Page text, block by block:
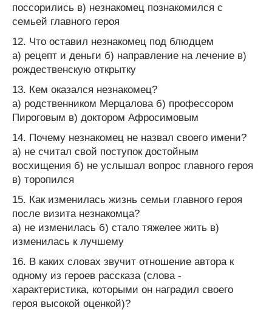
поссорились в) незнакомец познакомился с
семьей главного героя
12. Что оставил незнакомец под блюдцем
а) рецепт и деньги б) направление на лечение в)
рождественскую открытку
13. Кем оказался незнакомец?
а) родственником Мерцалова б) профессором
Пироговым в) доктором Афросимовым
14. Почему незнакомец не назвал своего имени?
а) не считал свой поступок достойным
восхищения б) не услышал вопрос главного героя
в) торопился
15. Как изменилась жизнь семьи главного героя
после визита незнакомца?
а) не изменилась б) стало тяжелее жить в)
изменилась к лучшему
16. В каких словах звучит отношение автора к
одному из героев рассказа (слова -
характеристика, которыми он наградил своего
героя высокой оценкой)?